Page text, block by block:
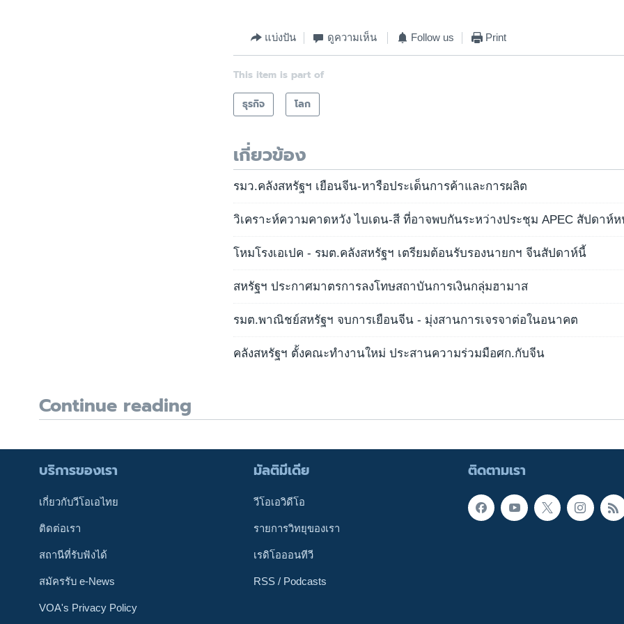
แบ่งปัน ดูความเห็น Follow us Print
This item is part of
ธุรกิจ
โลก
เกี่ยวข้อง
รมว.คลังสหรัฐฯ เยือนจีน-หารือประเด็นการค้าและการผลิต
วิเคราะห์ความคาดหวัง ไบเดน-สี ที่อาจพบกันระหว่างประชุม APEC สัปดาห์
โหมโรงเอเปค - รมต.คลังสหรัฐฯ เตรียมต้อนรับรองนายกฯ จีนสัปดาห์นี้
สหรัฐฯ ประกาศมาตรการลงโทษสถาบันการเงินกลุ่มฮามาส
รมต.พาณิชย์สหรัฐฯ จบการเยือนจีน - มุ่งสานการเจรจาต่อในอนาคต
คลังสหรัฐฯ ตั้งคณะทำงานใหม่ ประสานความร่วมมือศก.กับจีน
Continue reading
ติดตามเรา
บริการของเรา
เกี่ยวกับวีโอเอไทย
ติดต่อเรา
สถานีที่รับฟังได้
สมัครรับ e-News
VOA's Privacy Policy
มัลติมีเดีย
วีโอเอวิดีโอ
รายการวิทยุของเรา
เรดิโอออนทีวี
RSS / Podcasts